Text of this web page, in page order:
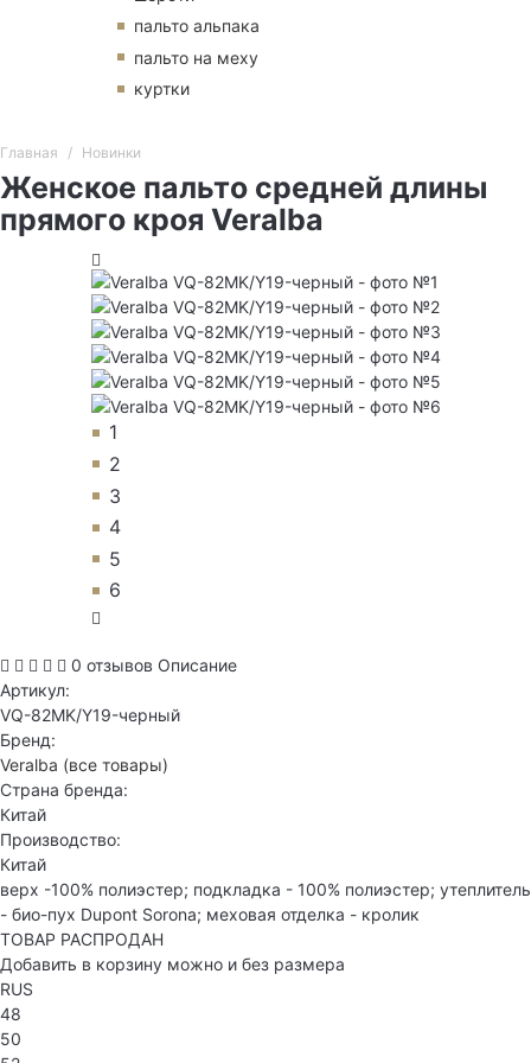
пальто альпака
пальто на меху
куртки
Главная Новинки
Женское пальто средней длины
прямого кроя Veralba
1
2
3
4
5
6
0 отзывов Описание
Артикул:
VQ-82MK/Y19-черный
Бренд:
Veralba (все товары)
Страна бренда:
Китай
Производство:
Китай
верх -100% полиэстер; подкладка - 100% полиэстер; утеплитель
- био-пух Dupont Sorona; меховая отделка - кролик
ТОВАР РАСПРОДАН
Добавить в корзину можно и без размера
RUS
48
50